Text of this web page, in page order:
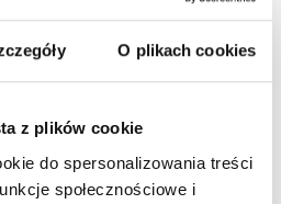
O plikach cookies
z plików cookie
do spersonalizowania treści
społecznościowe i